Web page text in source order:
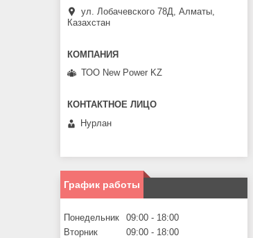
ул. Лобачевского 78Д, Алматы,
Казахстан
ТОО New Power KZ
Нурлан
График работы
Понедельник 09:00
18:00
Вторник
09:00
18:00